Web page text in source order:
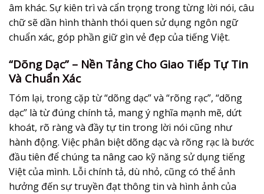
âm khác. Sự kiên trì và cẩn trọng trong từng lời nói, câu
chữ sẽ dần hình thành thói quen sử dụng ngôn ngữ
chuẩn xác, góp phần giữ gìn vẻ đẹp của tiếng Việt.
“Dõng Dạc” – Nền Tảng Cho Giao Tiếp Tự Tin
Và Chuẩn Xác
Tóm lại, trong cặp từ “dõng dạc” và “rõng rạc”, “dõng
dạc” là từ đúng chính tả, mang ý nghĩa mạnh mẽ, dứt
khoát, rõ ràng và đầy tự tin trong lời nói cũng như
hành động. Việc phân biệt dõng dạc và rõng rạc là bước
đầu tiên để chúng ta nâng cao kỹ năng sử dụng tiếng
Việt của mình. Lỗi chính tả, dù nhỏ, cũng có thể ảnh
hưởng đến sự truyền đạt thông tin và hình ảnh của